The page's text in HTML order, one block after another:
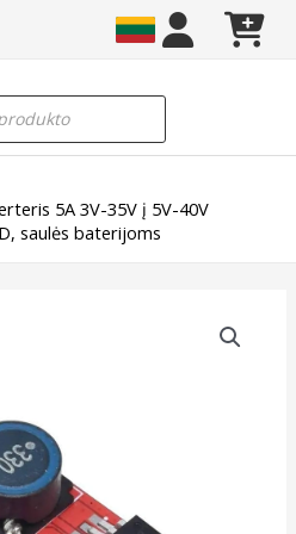
5A 3V-35V į 5V-40V
saulės baterijoms